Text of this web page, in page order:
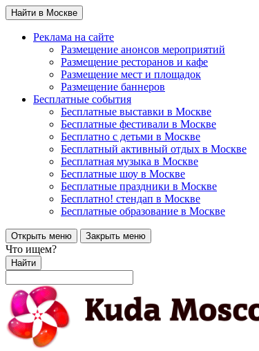
Найти в Москве
Реклама на сайте
Размещение анонсов мероприятий
Размещение ресторанов и кафе
Размещение мест и площадок
Размещение баннеров
Бесплатные события
Бесплатные выставки в Москве
Бесплатные фестивали в Москве
Бесплатно с детьми в Москве
Бесплатный активный отдых в Москве
Бесплатная музыка в Москве
Бесплатные шоу в Москве
Бесплатные праздники в Москве
Бесплатно! стендап в Москве
Бесплатные образование в Москве
Открыть меню Закрыть меню
Что ищем?
Найти